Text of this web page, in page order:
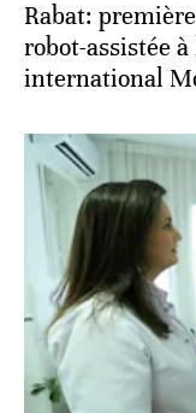
Rabat:
robot-assistée
international